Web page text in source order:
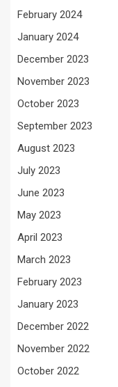
February 2024
January 2024
December 2023
November 2023
October 2023
September 2023
August 2023
July 2023
June 2023
May 2023
April 2023
March 2023
February 2023
January 2023
December 2022
November 2022
October 2022